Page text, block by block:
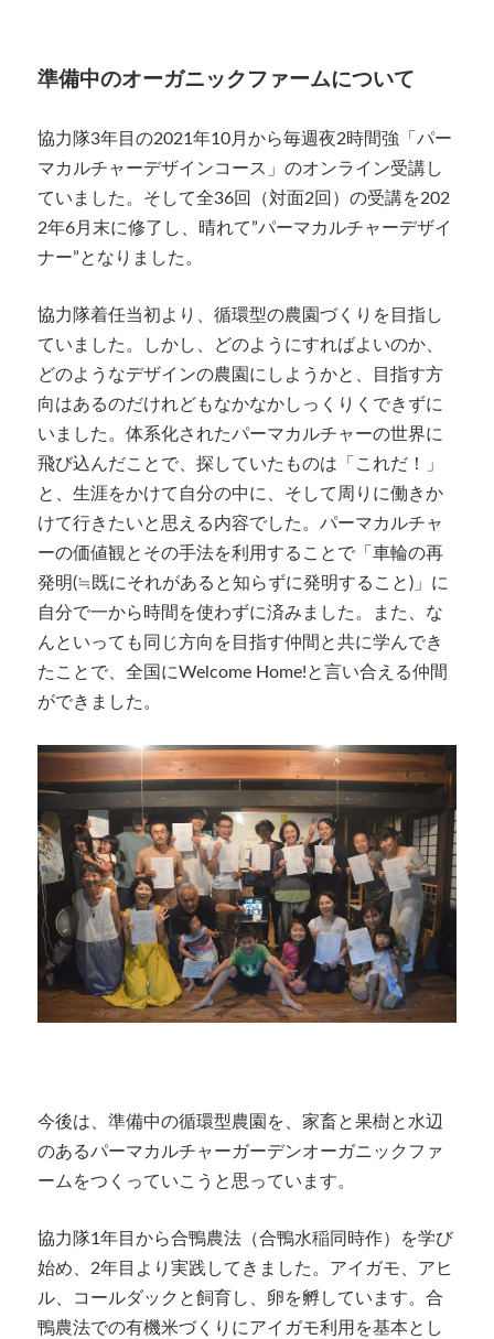
準備中のオーガニックファームについて
協力隊3年目の2021年10月から毎週夜2時間強「パー
マカルチャーデザインコース 」のオンライン受講し
ていました。そして全36回（対面2回）の受講を202
2年6月末に修了し、晴れて”パーマカルチャーデザイ
ナー”となりました。
協力隊着任当初より、循環型の農園づくりを目指し
ていました。しかし、どのようにすればよいのか、
どのようなデザインの農園にしようかと、目指す方
向はあるのだけれどもなかなかしっくりくできずに
いました。体系化されたパーマカルチャーの世界に
飛び込んだことで、探していたものは「これだ！」
と、生涯をかけて自分の中に、そして周りに働きか
けて行きたいと思える内容でした。パーマカルチャ
ーの価値観とその手法を利用することで「車輪の再
発明(≒既にそれがあると知らずに発明すること)」に
自分で一から時間を使わずに済みました。また、な
んといっても同じ方向を目指す仲間と共に学んでき
たことで、全国にWelcome Home!と言い合える仲間
ができました。
今後は、準備中の循環型農園を、家畜と果樹と水辺
のあるパーマカルチャーガーデンオーガニックファ
ームをつくっていこうと思っています。
協力隊1年目から合鴨農法（合鴨水稲同時作）を学び
始め、2年目より実践してきました。アイガモ、アヒ
ル、コールダックと飼育し、卵を孵しています。合
鴨農法での有機米づくりにアイガモ利用を基本とし